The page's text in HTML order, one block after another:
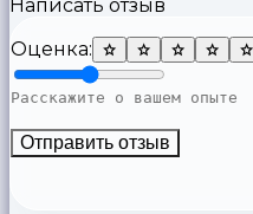
Написать отзыв
Оценка:
Отправить отзыв